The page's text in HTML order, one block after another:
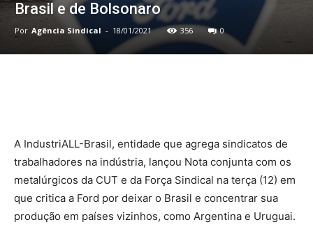
Brasil e de Bolsonaro
Por Agência Sindical - 18/01/2021 356 0
A IndustriALL-Brasil, entidade que agrega sindicatos de
trabalhadores na indústria, lançou Nota conjunta com os
metalúrgicos da CUT e da Força Sindical na terça (12) em
que critica a Ford por deixar o Brasil e concentrar sua
produção em países vizinhos, como Argentina e Uruguai.